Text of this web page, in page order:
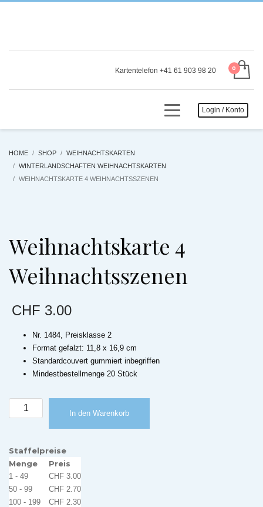
Kartentelefon +41 61 903 98 20
Login / Konto
HOME SHOP
WEIHNACHTSKARTEN
WINTERLANDSCHAFTEN WEIHNACHTSKARTEN
WEIHNACHTSKARTE 4 WEIHNACHTSSZENEN
Weihnachtskarte 4
Weihnachtsszenen
CHF 3.00
Nr. 1484, Preisklasse 2
Format gefalzt: 11,8 x 16,9 cm
Standardcouvert gummiert inbegriffen
Mindestbestellmenge 20 Stück
Weihnachtskarte
4
Weihnachtsszenen
In den Warenkorb
Staffelpreise
Menge
Preis
1 - 49 CHF 3.00
50 - 99
CHF 2.70
100 - 199
CHF 2.30